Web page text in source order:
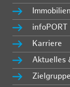
Immobilien
infoPORT
Karriere
Aktuelles